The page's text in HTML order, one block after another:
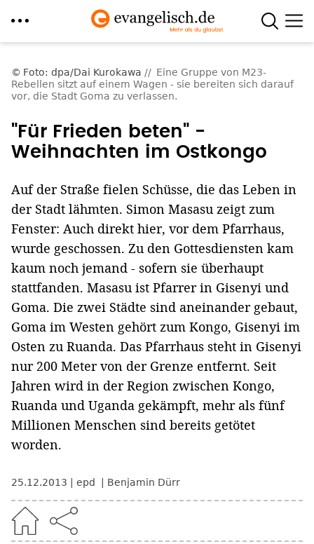
zum
Inhalt
Foto: dpa/Dai Kurokawa
Eine Gruppe von M23-
Rebellen sitzt auf einem Wagen - sie bereiten sich darauf
vor, die Stadt Goma zu verlassen.
"Für Frieden beten" -
Weihnachten im Ostkongo
Auf der Straße fielen Schüsse, die das Leben in
der Stadt lähmten. Simon Masasu zeigt zum
Fenster: Auch direkt hier, vor dem Pfarrhaus,
wurde geschossen. Zu den Gottesdiensten kam
kaum noch jemand - sofern sie überhaupt
stattfanden. Masasu ist Pfarrer in Gisenyi und
Goma. Die zwei Städte sind aneinander gebaut,
Goma im Westen gehört zum Kongo, Gisenyi im
Osten zu Ruanda. Das Pfarrhaus steht in Gisenyi
nur 200 Meter von der Grenze entfernt. Seit
Jahren wird in der Region zwischen Kongo,
Ruanda und Uganda gekämpft, mehr als fünf
Millionen Menschen sind bereits getötet
worden.
25.12.2013 epd Benjamin Dürr